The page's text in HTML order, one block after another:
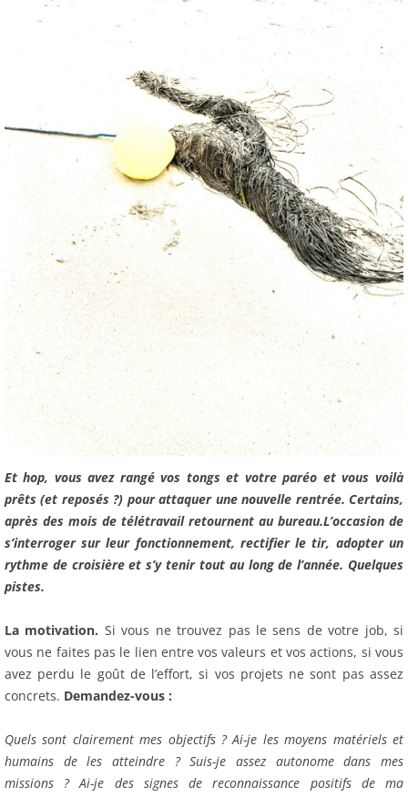
Et hop, vous avez rangé vos tongs et votre paréo et vous voilà
prêts (et reposés ?) pour attaquer une nouvelle rentrée. Certains,
après des mois de télétravail retournent au bureau.L’occasion de
s’interroger sur leur fonctionnement, rectifier le tir, adopter un
rythme de croisière et s’y tenir tout au long de l’année. Quelques
pistes.
La motivation. Si vous ne trouvez pas le sens de votre job, si
vous ne faites pas le lien entre vos valeurs et vos actions, si vous
avez perdu le goût de l’effort, si vos projets ne sont pas assez
concrets. Demandez-vous :
Quels sont clairement mes objectifs ? Ai-je les moyens matériels et
humains de les atteindre ? Suis-je assez autonome dans mes
missions ? Ai-je des signes de reconnaissance positifs de ma